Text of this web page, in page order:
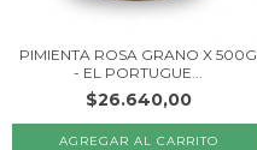
PIMIENTA ROSA GRANO X 500G
- EL PORTUGUE...
$26.640,00